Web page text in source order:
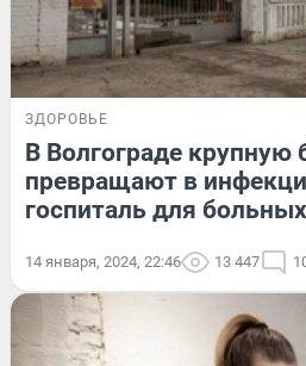
ЗДОРОВЬЕ
В Волгограде крупную
превращают в
госпиталь для
14 января, 2024, 22:46 13 447